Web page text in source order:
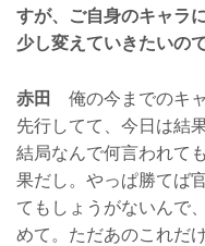
すが、ご自身のキャラ
少し変えていきたいの
赤田
俺の今までのキ
先行してて、今日は結
結局なんで何言われて
果だし。やっぱ勝てば
てもしょうがないんで
めて。ただあのこれだ